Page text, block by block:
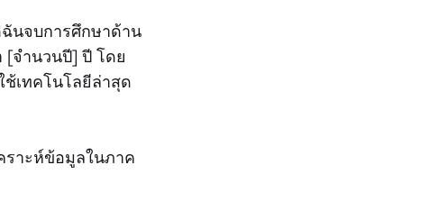
จบการศึกษาด้าน
[จำนวนปี] ปี โดย
เทคโนโลยีล่าสุด
ราะห์ข้อมูลในภาค